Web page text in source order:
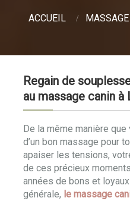
ACCUEIL
Regain de
au massage canin
De la même manière
d’un bon massage pour
apaiser les tensions,
de ces précieux
années de bons et
générale, le massage